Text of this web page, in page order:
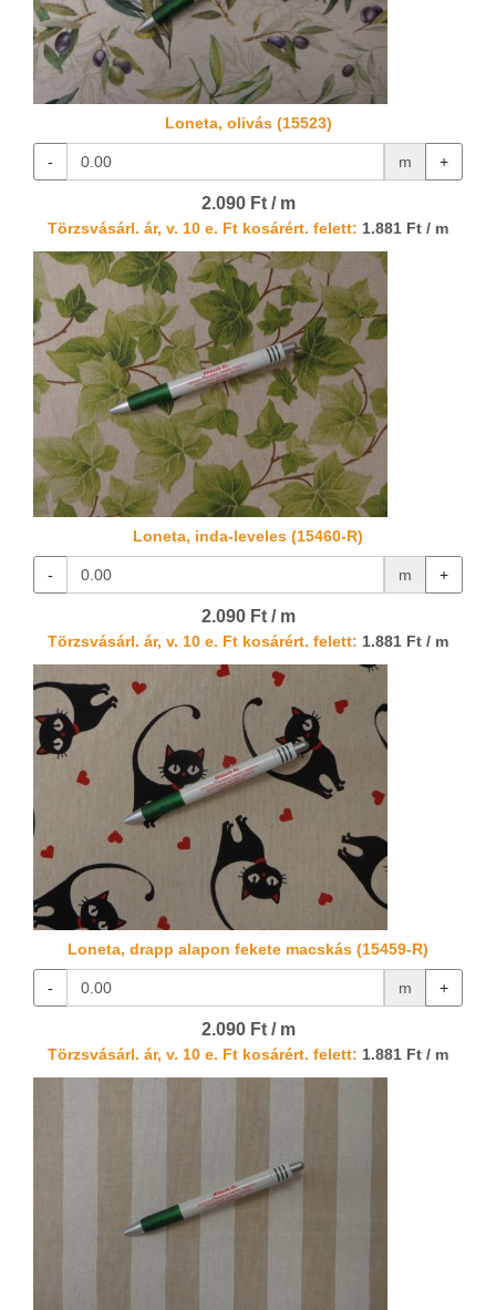
Loneta, olivás (15523)
- m +
2.090 Ft / m
Törzsvásárl. ár, v. 10 e. Ft kosárért. felett: 1.881 Ft / m
Loneta, inda-leveles (15460-R)
- m +
2.090 Ft / m
Törzsvásárl. ár, v. 10 e. Ft kosárért. felett: 1.881 Ft / m
Loneta, drapp alapon fekete macskás (15459-R)
- m +
2.090 Ft / m
Törzsvásárl. ár, v. 10 e. Ft kosárért. felett: 1.881 Ft / m